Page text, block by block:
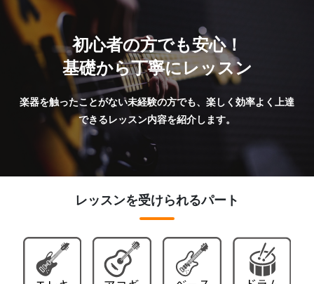
初心者の方でも安心！
基礎から丁寧にレッスン
楽器を触ったことがない未経験の方でも、楽しく効率よく上達
できるレッスン内容を紹介します。
レッスンを受けられるパート